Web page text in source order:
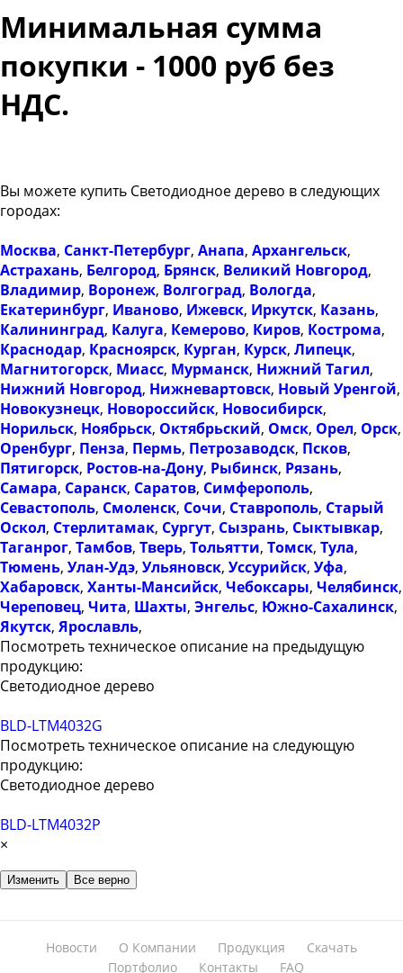
Минимальная сумма
покупки - 1000 руб без
НДС.
Вы можете купить Светодиодное дерево в следующих
городах:
Москва, Санкт-Петербург, Анапа, Архангельск,
Астрахань, Белгород, Брянск, Великий Новгород,
Владимир, Воронеж, Волгоград, Вологда,
Екатеринбург, Иваново, Ижевск, Иркутск, Казань,
Калининград, Калуга, Кемерово, Киров, Кострома,
Краснодар, Красноярск, Курган, Курск, Липецк,
Магнитогорск, Миасс, Мурманск, Нижний Тагил,
Нижний Новгород, Нижневартовск, Новый Уренгой,
Новокузнецк, Новороссийск, Новосибирск,
Норильск, Ноябрьск, Октябрьский, Омск, Орел, Орск,
Оренбург, Пенза, Пермь, Петрозаводск, Псков,
Пятигорск, Ростов-на-Дону, Рыбинск, Рязань,
Самара, Саранск, Саратов, Симферополь,
Севастополь, Смоленск, Сочи, Ставрополь, Старый
Оскол, Стерлитамак, Сургут, Сызрань, Сыктывкар,
Таганрог, Тамбов, Тверь, Тольятти, Томск, Тула,
Тюмень, Улан-Удэ, Ульяновск, Уссурийск, Уфа,
Хабаровск, Ханты-Мансийск, Чебоксары, Челябинск,
Череповец, Чита, Шахты, Энгельс, Южно-Сахалинск,
Якутск, Ярославль,
Посмотреть техническое описание на предыдущую
продукцию:
Светодиодное дерево
BLD-LTM4032G
Посмотреть техническое описание на следующую
продукцию:
Светодиодное дерево
BLD-LTM4032P
×
Изменить Все верно
Новости О Компании Продукция
Скачать
Портфолио
Контакты FAQ